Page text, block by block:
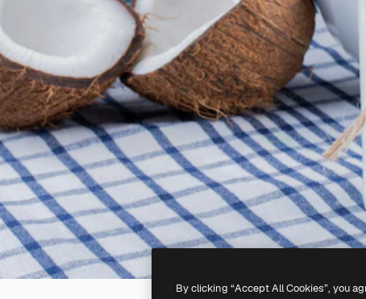
By clicking “Accept All Cookies”, you